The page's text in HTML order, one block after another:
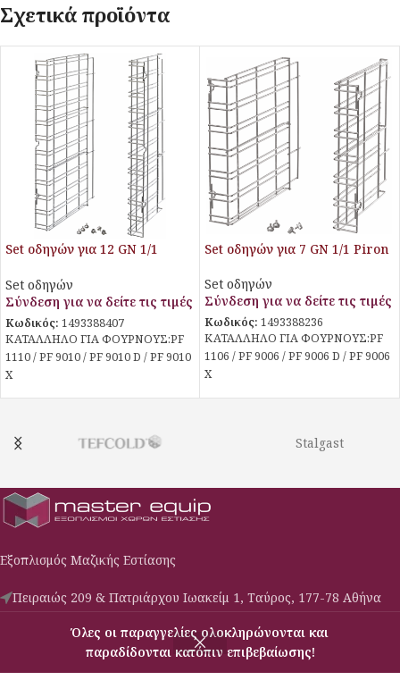
Όλες οι παραγγελίες ολοκληρώνονται και
παραδίδονται κατόπιν επιβεβαίωσης!
Σχετικά προϊόντα
Set οδηγών για 12 GN 1/1
Set οδηγών
Σύνδεση για να δείτε τις τιμές
Κωδικός: 1493388407
ΚΑΤΑΛΛΗΛΟ ΓΙΑ ΦΟΥΡΝΟΥΣ:PF
1110 / PF 9010 / PF 9010 D / PF 9010
X
Set οδηγών για 7 GN 1/1 Piron
Set οδηγών
Σύνδεση για να δείτε τις τιμές
Κωδικός: 1493388236
ΚΑΤΑΛΛΗΛΟ ΓΙΑ ΦΟΥΡΝΟΥΣ:PF
1106 / PF 9006 / PF 9006 D / PF 9006
X
Stalgast
Εξοπλισμός Μαζικής Εστίασης
Πειραιώς 209 & Πατριάρχου Ιωακείμ 1, Ταύρος, 177-78 Αθήνα
Email: c-s@masterequip.gr